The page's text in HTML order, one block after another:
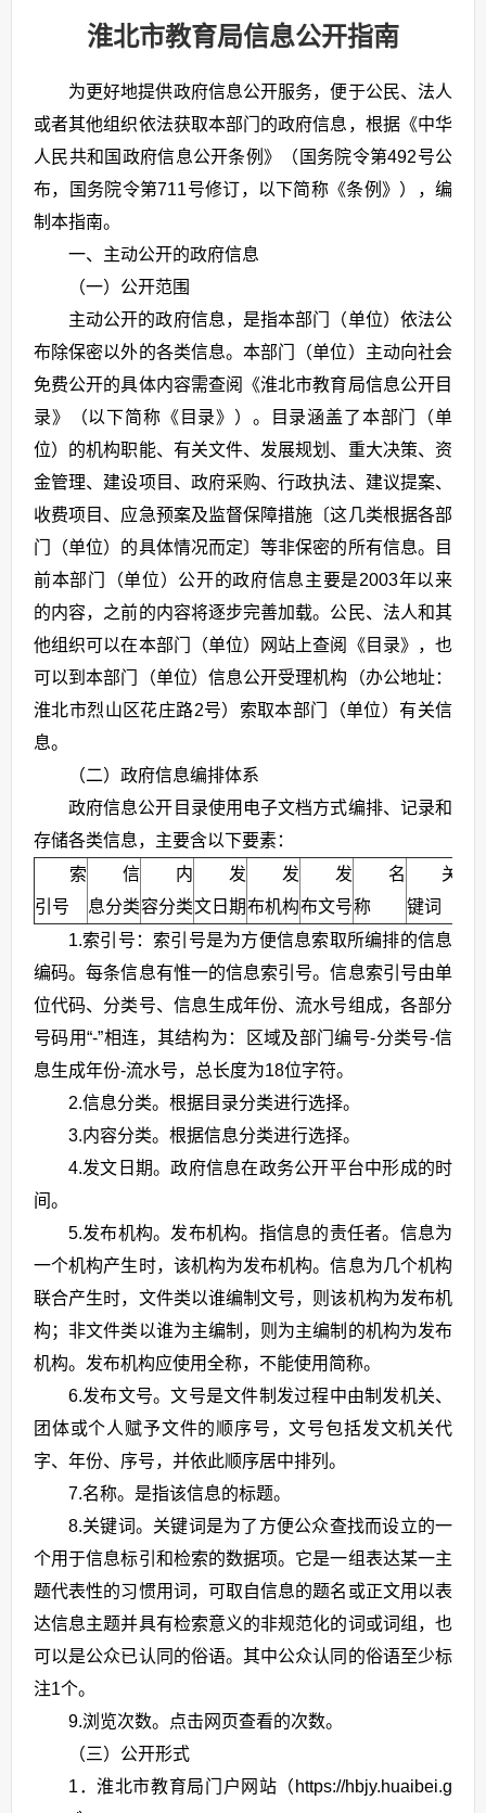
淮北市教育局信息公开指南
为更好地提供政府信息公开服务，便于公民、法人
或者其他组织依法获取本部门的政府信息，根据《中华
人民共和国政府信息公开条例》（国务院令第492号公
布，国务院令第711号修订，以下简称《条例》），编
制本指南。
一、主动公开的政府信息
（一）公开范围
主动公开的政府信息，是指本部门（单位）依法公
布除保密以外的各类信息。本部门（单位）主动向社会
免费公开的具体内容需查阅《淮北市教育局信息公开目
录》（以下简称《目录》）。目录涵盖了本部门（单
位）的机构职能、有关文件、发展规划、重大决策、资
金管理、建设项目、政府采购、行政执法、建议提案、
收费项目、应急预案及监督保障措施〔这几类根据各部
门（单位）的具体情况而定〕等非保密的所有信息。目
前本部门（单位）公开的政府信息主要是2003年以来
的内容，之前的内容将逐步完善加载。公民、法人和其
他组织可以在本部门（单位）网站上查阅《目录》，也
可以到本部门（单位）信息公开受理机构（办公地址：
淮北市烈山区花庄路2号）索取本部门（单位）有关信
息。
（二）政府信息编排体系
政府信息公开目录使用电子文档方式编排、记录和
存储各类信息，主要含以下要素：
索
引号
信
息分类
内
容分类
发
文日期
发
布机构
发
布文号
名
称
关
键词
1.索引号：索引号是为方便信息索取所编排的信息
编码。每条信息有惟一的信息索引号。信息索引号由单
位代码、分类号、信息生成年份、流水号组成，各部分
号码用“-”相连，其结构为：区域及部门编号-分类号-信
息生成年份-流水号，总长度为18位字符。
2.信息分类。根据目录分类进行选择。
3.内容分类。根据信息分类进行选择。
4.发文日期。政府信息在政务公开平台中形成的时
间。
5.发布机构。发布机构。指信息的责任者。信息为
一个机构产生时，该机构为发布机构。信息为几个机构
联合产生时，文件类以谁编制文号，则该机构为发布机
构；非文件类以谁为主编制，则为主编制的机构为发布
机构。发布机构应使用全称，不能使用简称。
6.发布文号。文号是文件制发过程中由制发机关、
团体或个人赋予文件的顺序号，文号包括发文机关代
字、年份、序号，并依此顺序居中排列。
7.名称。是指该信息的标题。
8.关键词。关键词是为了方便公众查找而设立的一
个用于信息标引和检索的数据项。它是一组表达某一主
题代表性的习惯用词，可取自信息的题名或正文用以表
达信息主题并具有检索意义的非规范化的词或词组，也
可以是公众已认同的俗语。其中公众认同的俗语至少标
注1个。
9.浏览次数。点击网页查看的次数。
（三）公开形式
1．淮北市教育局门户网站（https://hbjy.huaibei.g